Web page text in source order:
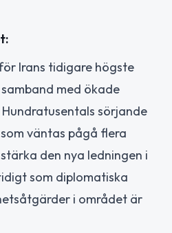
Irans tidigare högste
med ökade
sörjande
väntas pågå flera
den nya ledningen i
som diplomatiska
i området är